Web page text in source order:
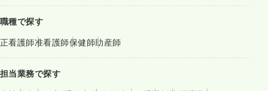
職種で探す
正看護師准看護師保健師助産師
担当業務で探す